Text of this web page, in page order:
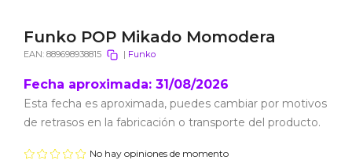
Funko POP Mikado Momodera
EAN: 889698938815 | Funko
Fecha aproximada: 31/08/2026
Esta fecha es aproximada, puedes cambiar por motivos
de retrasos en la fabricación o transporte del producto.
No hay opiniones de momento